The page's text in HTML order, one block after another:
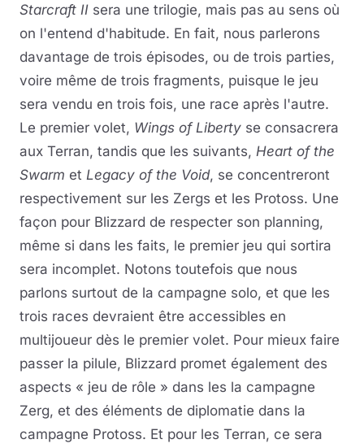
Starcraft II sera une trilogie, mais pas au sens où
on l'entend d'habitude. En fait, nous parlerons
davantage de trois épisodes, ou de trois parties,
voire même de trois fragments, puisque le jeu
sera vendu en trois fois, une race après l'autre.
Le premier volet, Wings of Liberty se consacrera
aux Terran, tandis que les suivants, Heart of the
Swarm et Legacy of the Void, se concentreront
respectivement sur les Zergs et les Protoss. Une
façon pour Blizzard de respecter son planning,
même si dans les faits, le premier jeu qui sortira
sera incomplet. Notons toutefois que nous
parlons surtout de la campagne solo, et que les
trois races devraient être accessibles en
multijoueur dès le premier volet. Pour mieux faire
passer la pilule, Blizzard promet également des
aspects « jeu de rôle » dans les la campagne
Zerg, et des éléments de diplomatie dans la
campagne Protoss. Et pour les Terran, ce sera